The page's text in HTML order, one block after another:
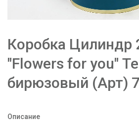
Коробка Цилиндр
"Flowers for you"
бирюзовый (Арт)
Описание